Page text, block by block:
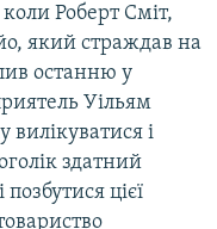
Роберт Сміт,
який страждав на
останню у
Уільям
і
здатний
цієї